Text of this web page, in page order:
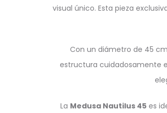
visual único. Esta pieza
Con un diámetro de 45
estructura cuidadosamente
La Medusa Nautilus 45 es